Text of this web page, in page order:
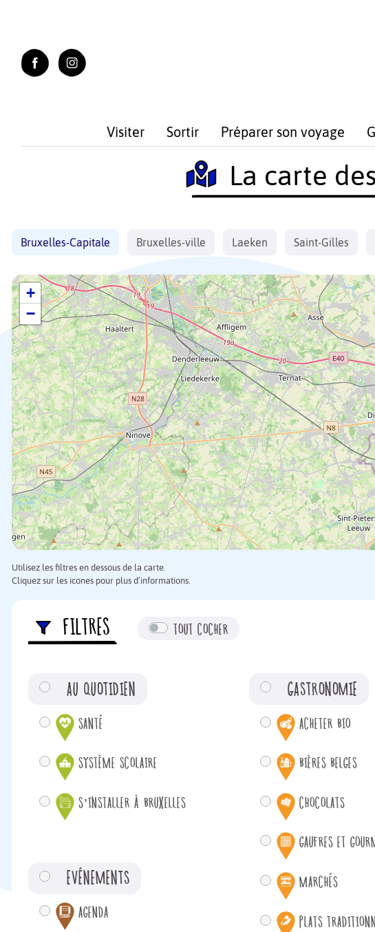
Visiter Sortir Préparer son voyage
La carte
Bruxelles-Capitale Bruxelles-ville Laeken Saint-Gilles
+
−
Utilisez les filtres en dessous de la carte.
Cliquez sur les icones pour plus d’informations.
FILTRES TOUT COCHER
AU QUOTIDIEN
SANTÉ
SYSTÈME SCOLAIRE
S’INSTALLER À BRUXELLES
EVÉNEMENTS
AGENDA
GASTRONOMIE
ACHETER BIO
BIÈRES BELGES
CHOCOLATS
GAUFRES ET
MARCHÉS
PLATS